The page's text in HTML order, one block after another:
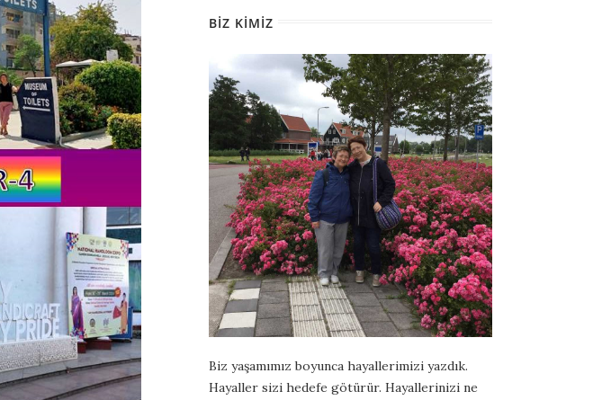
BIZ KIMIZ
Biz yaşamımız boyunca hayallerimizi yazdık.
Hayaller sizi hedefe götürür. Hayallerinizi ne